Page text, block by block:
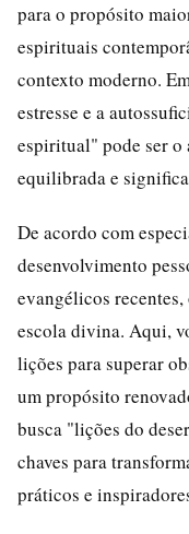
para o propósito
espirituais
contexto moderno.
estresse e a
espiritual" pode ser o
equilibrada e
De acordo com
desenvolvimento
evangélicos
escola divina. Aqui,
lições para superar
um propósito
busca "lições do
chaves para
práticos e